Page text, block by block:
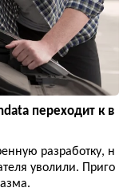
переходит к в
разработку, н
уволили. Приго